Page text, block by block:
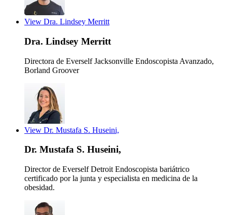
View Dra. Lindsey Merritt
Dra. Lindsey Merritt
Directora de Everself Jacksonville Endoscopista Avanzado,
Borland Groover
View Dr. Mustafa S. Huseini,
Dr. Mustafa S. Huseini,
Director de Everself Detroit Endoscopista bariátrico
certificado por la junta y especialista en medicina de la
obesidad.